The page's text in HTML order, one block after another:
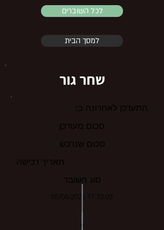
לכל השוברים
למסך הבית
שחר גור
התעדכן לאחרונה ב:
סכום מעודכן
סכום שנרכש
תאריך רכישה
סוג השובר
05/04/2026 17:33:03
6